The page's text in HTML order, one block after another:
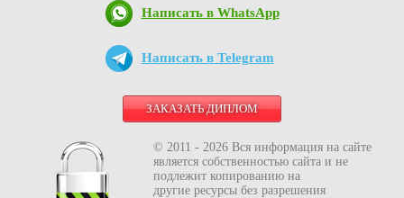
Написать в WhatsApp
Написать в Telegram
ЗАКАЗАТЬ ДИПЛОМ
© 2011 - 2026 Вся информация на сайте
является собственностью сайта и не
подлежит копированию на
другие ресурсы без разрешения